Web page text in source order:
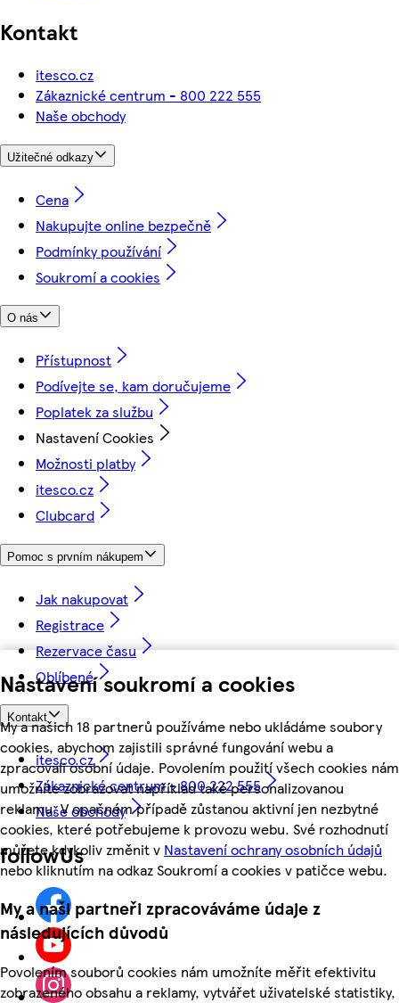
Nastavení soukromí a cookies
My a našich 18 partnerů používáme nebo ukládáme soubory
cookies, abychom zajistili správné fungování webu a
zpracovali osobní údaje. Povolením použití všech cookies nám
umožníte zobrazovat například také personalizovanou
reklamu. V opačném případě zůstanou aktivní jen nezbytné
cookies, které potřebujeme k provozu webu. Své rozhodnutí
můžete kdykoliv změnit v Nastavení ochrany osobních údajů
nebo kliknutím na odkaz Soukromí a cookies v patičce webu.
My a naši partneři zpracováváme údaje z
následujících důvodů
Povolením souborů cookies nám umožníte měřit efektivitu
zobrazeného obsahu a reklamy, vytvářet uživatelské statistiky,
Kontakt
itesco.cz
Zákaznické centrum - 800 222 555
Naše obchody
Užitečné odkazy
Cena
Nakupujte online bezpečně
Podmínky používání
Soukromí a cookies
O nás
Přístupnost
Podívejte se, kam doručujeme
Poplatek za službu
Nastavení Cookies
Možnosti platby
itesco.cz
Clubcard
Pomoc s prvním nákupem
Jak nakupovat
Registrace
Rezervace času
Oblíbené
Kontakt
itesco.cz
Zákaznické centrum - 800 222 555
Naše obchody
followUs